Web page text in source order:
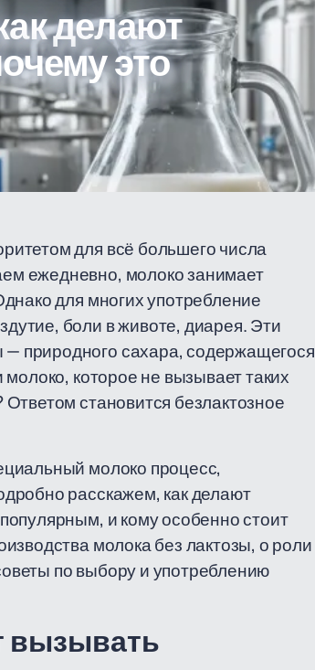
делают
это
для всё большего числа
ежедневно, молоко занимает
для многих употребление
боли в животе, диарея. Эти
природного сахара, содержащегося
которое не вызывает таких
становится безлактозное
молоко процесс,
расскажем, как делают
и кому особенно стоит
молока без лактозы, о роли
по выбору и употреблению
вызывать